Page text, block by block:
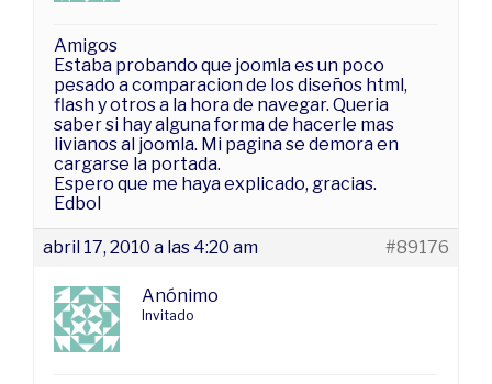
Amigos
Estaba probando que joomla es un poco
pesado a comparacion de los diseños html,
flash y otros a la hora de navegar. Queria
saber si hay alguna forma de hacerle mas
livianos al joomla. Mi pagina se demora en
cargarse la portada.
Espero que me haya explicado, gracias.
Edbol
abril 17, 2010 a las 4:20 am #89176
Anónimo
Invitado